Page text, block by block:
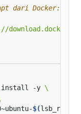
dari Docker:
-y
$(